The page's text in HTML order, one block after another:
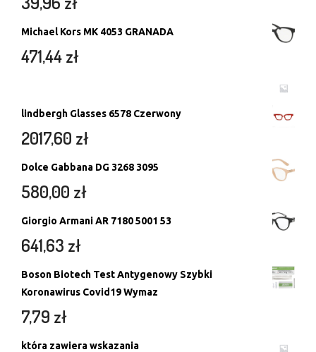
Michael Kors MK 4053 GRANADA
471,44zł
lindbergh Glasses 6578 Czerwony
2017,60 zł
Dolce Gabbana DG 3268 3095
580,00 zł
Giorgio Armani AR 7180 5001 53
641,63 zł
Boson Biotech Test Antygenowy Szybki
Koronawirus Covid19 Wymaz
7,79 zł
która zawiera wskazania